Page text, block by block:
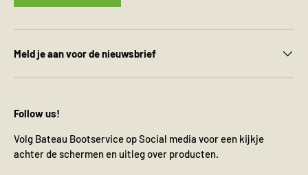
Meld je aan voor de nieuwsbrief
Follow us!
Volg Bateau Bootservice op Social media voor een kijkje
achter de schermen en uitleg over producten.